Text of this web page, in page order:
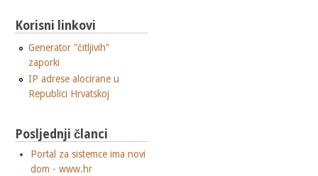
Korisni linkovi
Generator "čitljivih"
zaporki
IP adrese alocirane u
Republici Hrvatskoj
Posljednji članci
Portal za sistemce ima novi
dom - www.hr